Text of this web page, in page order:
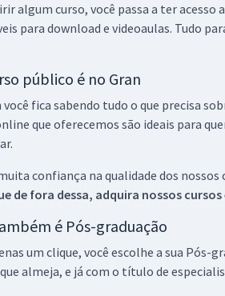
algum curso, você passa a ter
para download e videoaulas. Tudo
público é no Gran
você fica sabendo tudo o que precisa
que oferecemos são ideais para
confiança na qualidade dos
de fora dessa, adquira nossos
é Pós-graduação
um clique, você escolhe a sua
almeja, e já com o título de